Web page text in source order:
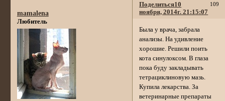
Поделиться 109
10
ноября, 2014г. 21:15:07
mamalena
Любитель
Была у врача, забрала
анализы. На удивление
хорошие. Решили поить
кота синулоксом. В глаза
пока буду закладывать
тетрациклиновую мазь.
Купила лекарства. За
ветеринарные препараты